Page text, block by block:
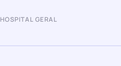
HOSPITAL GERAL